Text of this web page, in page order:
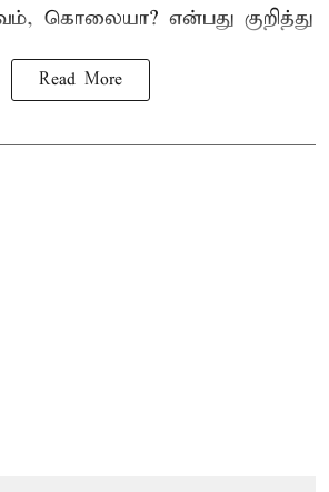
கொலையா? என்பது குறித்து
Read More